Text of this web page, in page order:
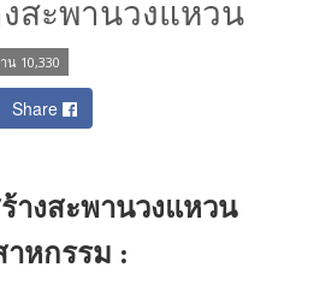
สะพานวงแหวน
น 10,330
Share
างสะพานวงแหวน
าหกรรม :